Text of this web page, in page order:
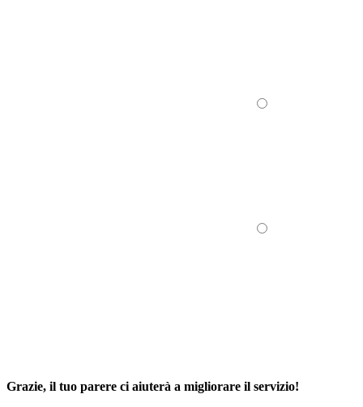
Grazie, il tuo parere ci aiuterà a migliorare il servizio!